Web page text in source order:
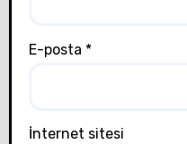
E-posta *
İnternet sitesi